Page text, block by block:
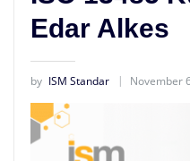
Edar Alkes
by ISM Standar November